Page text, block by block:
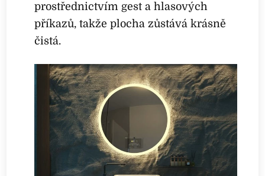
prostřednictvím gest a hlasových
příkazů, takže plocha zůstává krásně
čistá.